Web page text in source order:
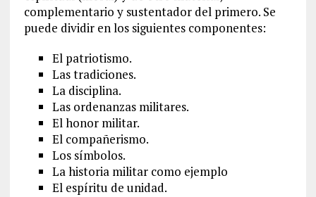
complementario y sustentador del primero. Se
puede dividir en los siguientes componentes:
El patriotismo.
Las tradiciones.
La disciplina.
Las ordenanzas militares.
El honor militar.
El compañerismo.
Los símbolos.
La historia militar como ejemplo
El espíritu de unidad.